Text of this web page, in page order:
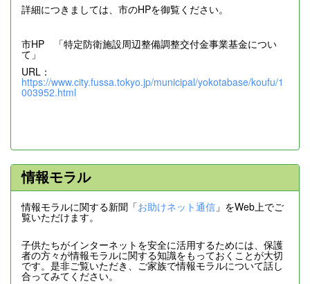
詳細につきましては、市のHPを御覧ください。
市HP 「特定防衛施設周辺整備調整交付金事業基金につい
て」
URL：
https://www.city.fussa.tokyo.jp/municipal/yokotabase/koufu/1
003952.html
情報モラル
情報モラルに関する新聞「お助けネット通信 」をWeb上でご
覧いただけます。
子供たちがインターネットを安全に活用するためには、保護
者の方々が情報モラルに関する知識をもっておくことが大切
です。是非ご覧いただき、ご家族で情報モラルについて話し
合ってみてください。